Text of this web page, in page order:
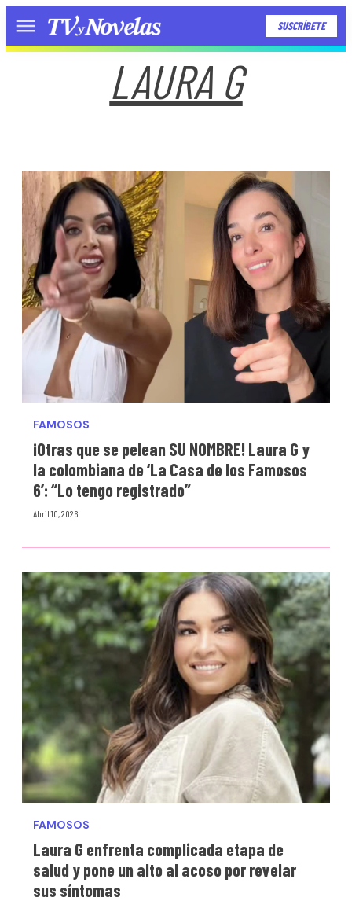
Menú SUSCRÍBETE
LAURA G
FAMOSOS
¡Otras que se pelean SU NOMBRE! Laura G y
la colombiana de ‘La Casa de los Famosos
6’: “Lo tengo registrado”
Abril 10, 2026
FAMOSOS
Laura G enfrenta complicada etapa de
salud y pone un alto al acoso por revelar
sus síntomas